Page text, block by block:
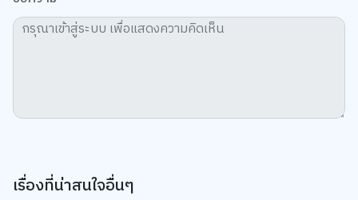
เรื่องที่น่าสนใจอื่นๆ